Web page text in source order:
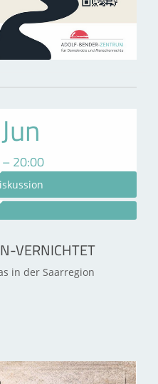
20:00
VERNICHTET
in der Saarregion